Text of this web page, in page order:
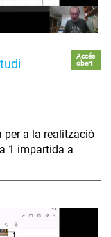
Accés
obert
per a la realització
1 impartida a